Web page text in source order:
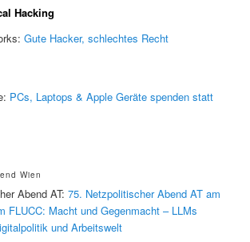
Hacking
Gute Hacker, schlechtes Recht
PCs, Laptops & Apple Geräte spenden statt
Wien
Abend AT: 75. Netzpolitischer Abend AT am
FLUCC: Macht und Gegenmacht – LLMs
und Arbeitswelt